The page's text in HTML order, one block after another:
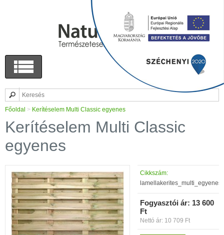
Főoldal > Kerítéselem Multi Classic egyenes
Kerítéselem Multi Classic
egyenes
Cikkszám:
lamellakerites_multi_egyenes
Fogyasztói ár: 13 600
Ft
Nettó ár: 10 709 Ft